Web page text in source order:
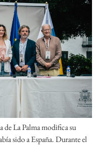
de La Palma modifica su
sido a España. Durante el